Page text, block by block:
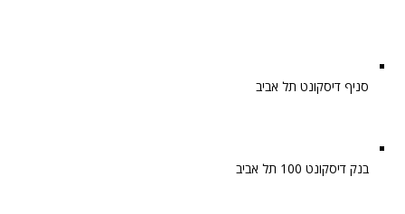
סניף דיסקונט תל אביב
בנק דיסקונט 100 תל אביב